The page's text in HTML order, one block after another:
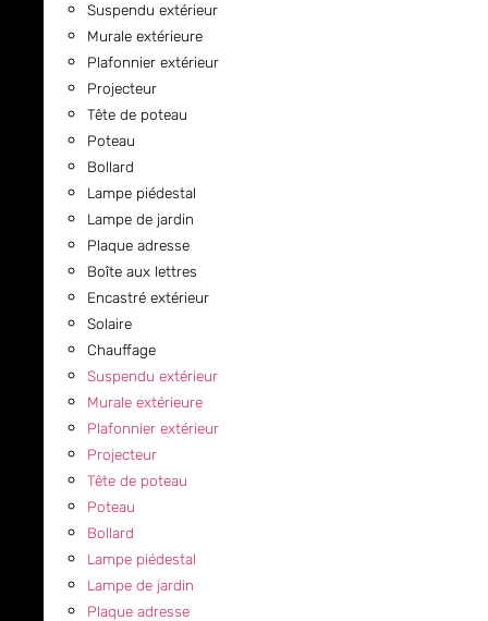
Suspendu extérieur
Murale extérieure
Plafonnier extérieur
Projecteur
Tête de poteau
Poteau
Bollard
Lampe piédestal
Lampe de jardin
Plaque adresse
Boîte aux lettres
Encastré extérieur
Solaire
Chauffage
Suspendu extérieur
Murale extérieure
Plafonnier extérieur
Projecteur
Tête de poteau
Poteau
Bollard
Lampe piédestal
Lampe de jardin
Plaque adresse